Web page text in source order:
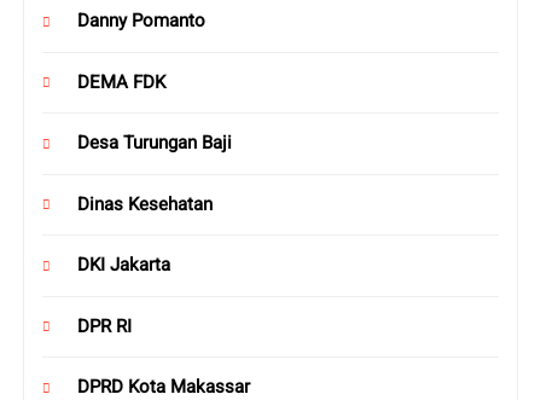
Danny Pomanto
DEMA FDK
Desa Turungan Baji
Dinas Kesehatan
DKI Jakarta
DPR RI
DPRD Kota Makassar